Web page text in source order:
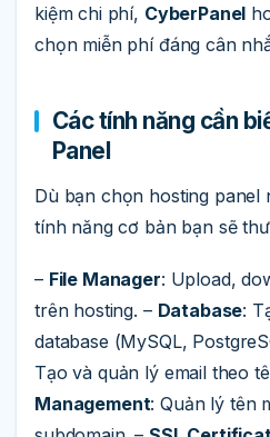
kiệm chi phí, CyberPanel
chọn miễn phí đáng cân
Các tính năng cần
Panel
Dù bạn chọn hosting panel
tính năng cơ bản bạn sẽ
– File Manager: Upload,
trên hosting. – Database:
database (MySQL,
Tạo và quản lý email theo
Management: Quản lý tên